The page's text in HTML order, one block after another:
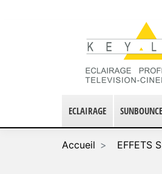
ECLAIRAGE SUNBOUNCE
Accueil EFFETS